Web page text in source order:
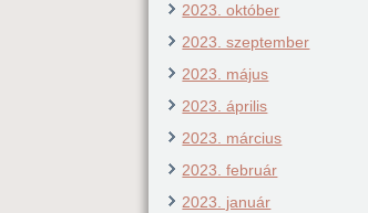
2023. október
2023. szeptember
2023. május
2023. április
2023. március
2023. február
2023. január